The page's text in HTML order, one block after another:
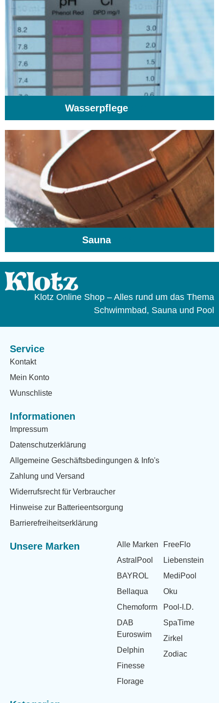
Wasserpflege
Sauna
Klotz Online Shop – Alles rund um das Thema
Schwimmbad, Sauna und Pool
Service
Kontakt
Mein Konto
Wunschliste
Informationen
Impressum
Datenschutzerklärung
Allgemeine Geschäftsbedingungen & Info's
Zahlung und Versand
Widerrufsrecht für Verbraucher
Hinweise zur Batterieentsorgung
Barrierefreiheitserklärung
Unsere Marken
Alle Marken
AstralPool
BAYROL
Bellaqua
Chemoform
DAB
Euroswim
Delphin
Finesse
Florage
FreeFlo
Liebenstein
MediPool
Oku
Pool-I.D.
SpaTime
Zirkel
Zodiac